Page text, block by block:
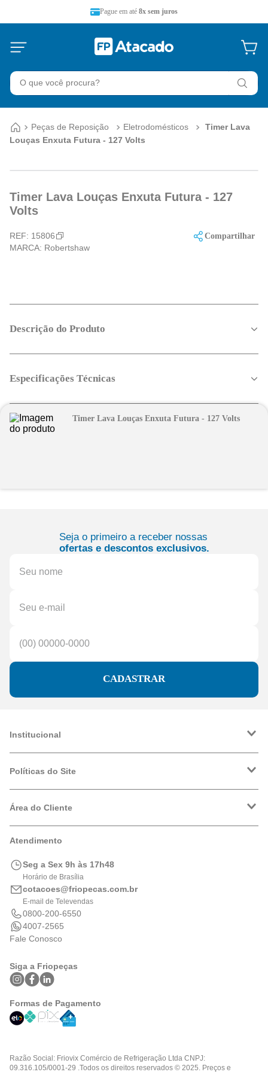
Pague em até 8x sem juros
O que você procura?
Peças de Reposição Eletrodomésticos
Timer Lava
Louças Enxuta Futura - 127 Volts
Timer Lava Louças Enxuta Futura - 127
Volts
REF: 15806
MARCA: Robertshaw
Compartilhar
Descrição do Produto
Especificações Técnicas
Timer Lava Louças Enxuta Futura - 127 Volts
Seja o primeiro a receber nossas
ofertas e descontos exclusivos.
CADASTRAR
Institucional
Trabalhe Conosco
Políticas do Site
Política de Privacidade
Logística
Área do Cliente
Meus Pedidos
Portal de Boletos
Atendimento
Seg a Sex 9h às 17h48
Horário de Brasília
cotacoes@friopecas.com.br
E-mail de Televendas
0800-200-6550
4007-2565
Fale Conosco
Siga a Friopeças
Formas de Pagamento
Razão Social: Friovix Comércio de Refrigeração Ltda CNPJ:
09.316.105/0001-29 .Todos os direitos reservados © 2025. Preços e